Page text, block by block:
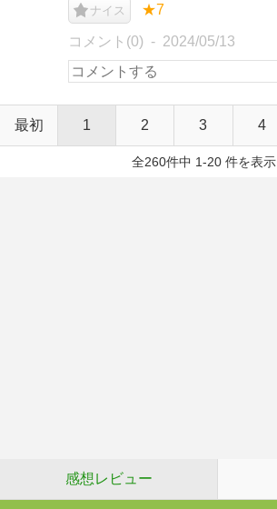
ナイス ★7
コメント(0) 2024/05/13
最初 1 2 3 4
全260件中 1-20 件を表示
感想レビュー